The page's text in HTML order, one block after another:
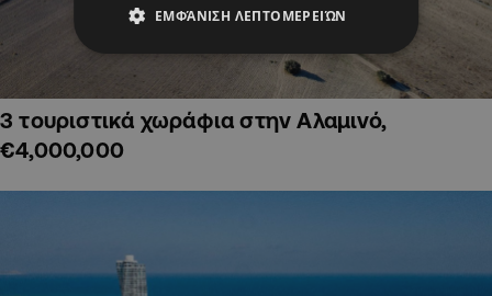
3 τουριστικά χωράφια στην Αλαμινό,
€4,000,000
ΕΜΦΆΝΙΣΗ ΛΕΠΤΟΜΕΡΕΙΏΝ